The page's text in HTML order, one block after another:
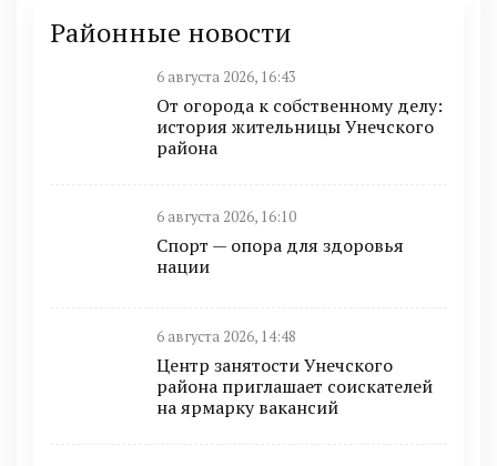
Районные новости
6 августа 2026, 16:43
От огорода к собственному делу:
история жительницы Унечского
района
6 августа 2026, 16:10
Спорт — опора для здоровья
нации
6 августа 2026, 14:48
Центр занятости Унечского
района приглашает соискателей
на ярмарку вакансий